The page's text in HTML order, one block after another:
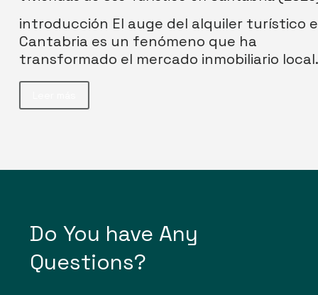
introducción El auge del alquiler turístico en
Cantabria es un fenómeno que ha
transformado el mercado inmobiliario local.
Municipios costeros…
Do You have Any
Questions?